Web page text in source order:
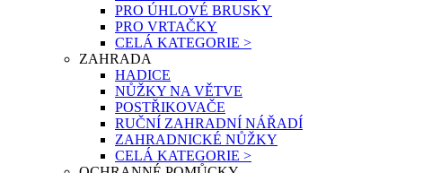
PRO ÚHLOVÉ BRUSKY
PRO VRTAČKY
CELÁ KATEGORIE >
ZAHRADA
HADICE
NŮŽKY NA VĚTVE
POSTŘIKOVAČE
RUČNÍ ZAHRADNÍ NÁŘADÍ
ZAHRADNICKÉ NŮŽKY
CELÁ KATEGORIE >